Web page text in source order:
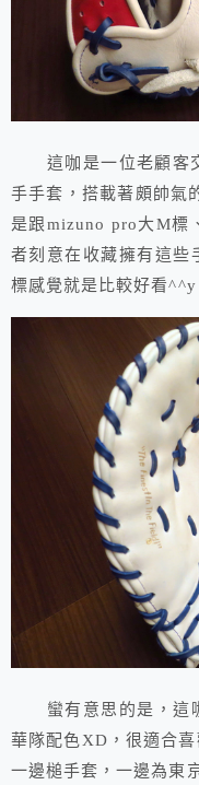
這咖是一位老顧客交
手手套，搭載著頗帥氣
是跟mizuno pro大M標
者刻意在收藏擁有這些
標感覺就是比較好看^^y
蠻有意思的是，這咖
華隊配色XD，很適合
一邊槌手套，一邊為東